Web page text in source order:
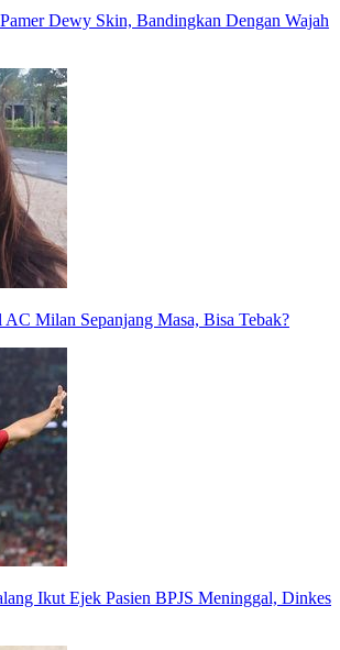
Dewy Skin, Bandingkan Dengan Wajah
AC Milan Sepanjang Masa, Bisa Tebak?
Ikut Ejek Pasien BPJS Meninggal, Dinkes